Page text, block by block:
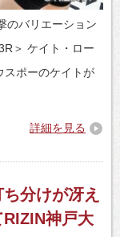
のバリエーション
＞ ケイト・ロー
スポーのケイトが
詳細を見る
分けが冴え
神戸大